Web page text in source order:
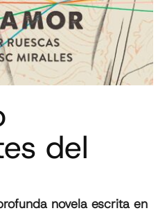
del
novela escrita en